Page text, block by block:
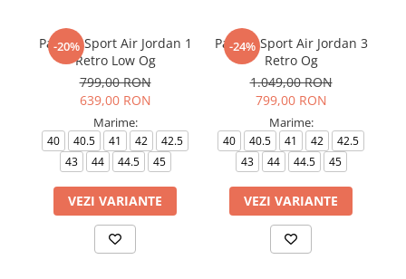
-20%
Pantofi Sport Air Jordan 1
Retro Low Og
799,00 RON
639,00 RON
Marime:
40 40.5 41 42
42.5
43
44 44.5 45
VEZI VARIANTE
-24%
Pantofi Sport Air Jordan 3
Retro Og
1.049,00 RON
799,00 RON
Marime:
40 40.5 41 42
42.5
43
44 44.5 45
VEZI VARIANTE